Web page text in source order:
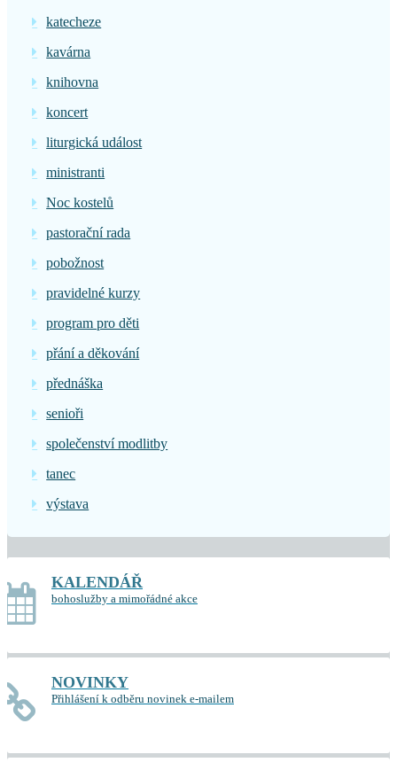
katecheze
kavárna
knihovna
koncert
liturgická událost
ministranti
Noc kostelů
pastorační rada
pobožnost
pravidelné kurzy
program pro děti
přání a děkování
přednáška
senioři
společenství modlitby
tanec
výstava
KALENDÁŘ
bohoslužby a mimořádné akce
NOVINKY
Přihlášení k odběru novinek e-mailem